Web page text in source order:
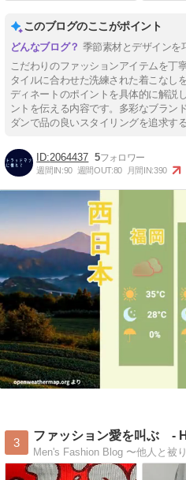
このブログのここがポイント
季節素材とデザインを
こだわりのファッションアイテムを丁
タイルに合わせた洗練された着こなし
ディネートのポイントを具体的に解説
ントを伝える内容です。多彩なブラン
ダンで品の良いスタイリングを追求す
2064437 5
週間IN:90 週間OUT:80 月間IN:390
3
ファッション愛を叫ぶ -
Men's Fashion Blog 〜他人と被